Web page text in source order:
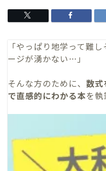
「やっぱり地学って難
ージが湧かない…」
そんな方のために、 数式
で直感的にわかる本を執